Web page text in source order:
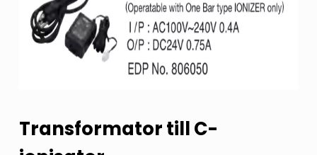
Transformator till C-